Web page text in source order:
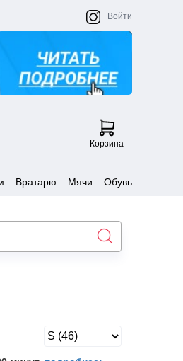
Войти
Корзина
Вратарю Мячи Обувь